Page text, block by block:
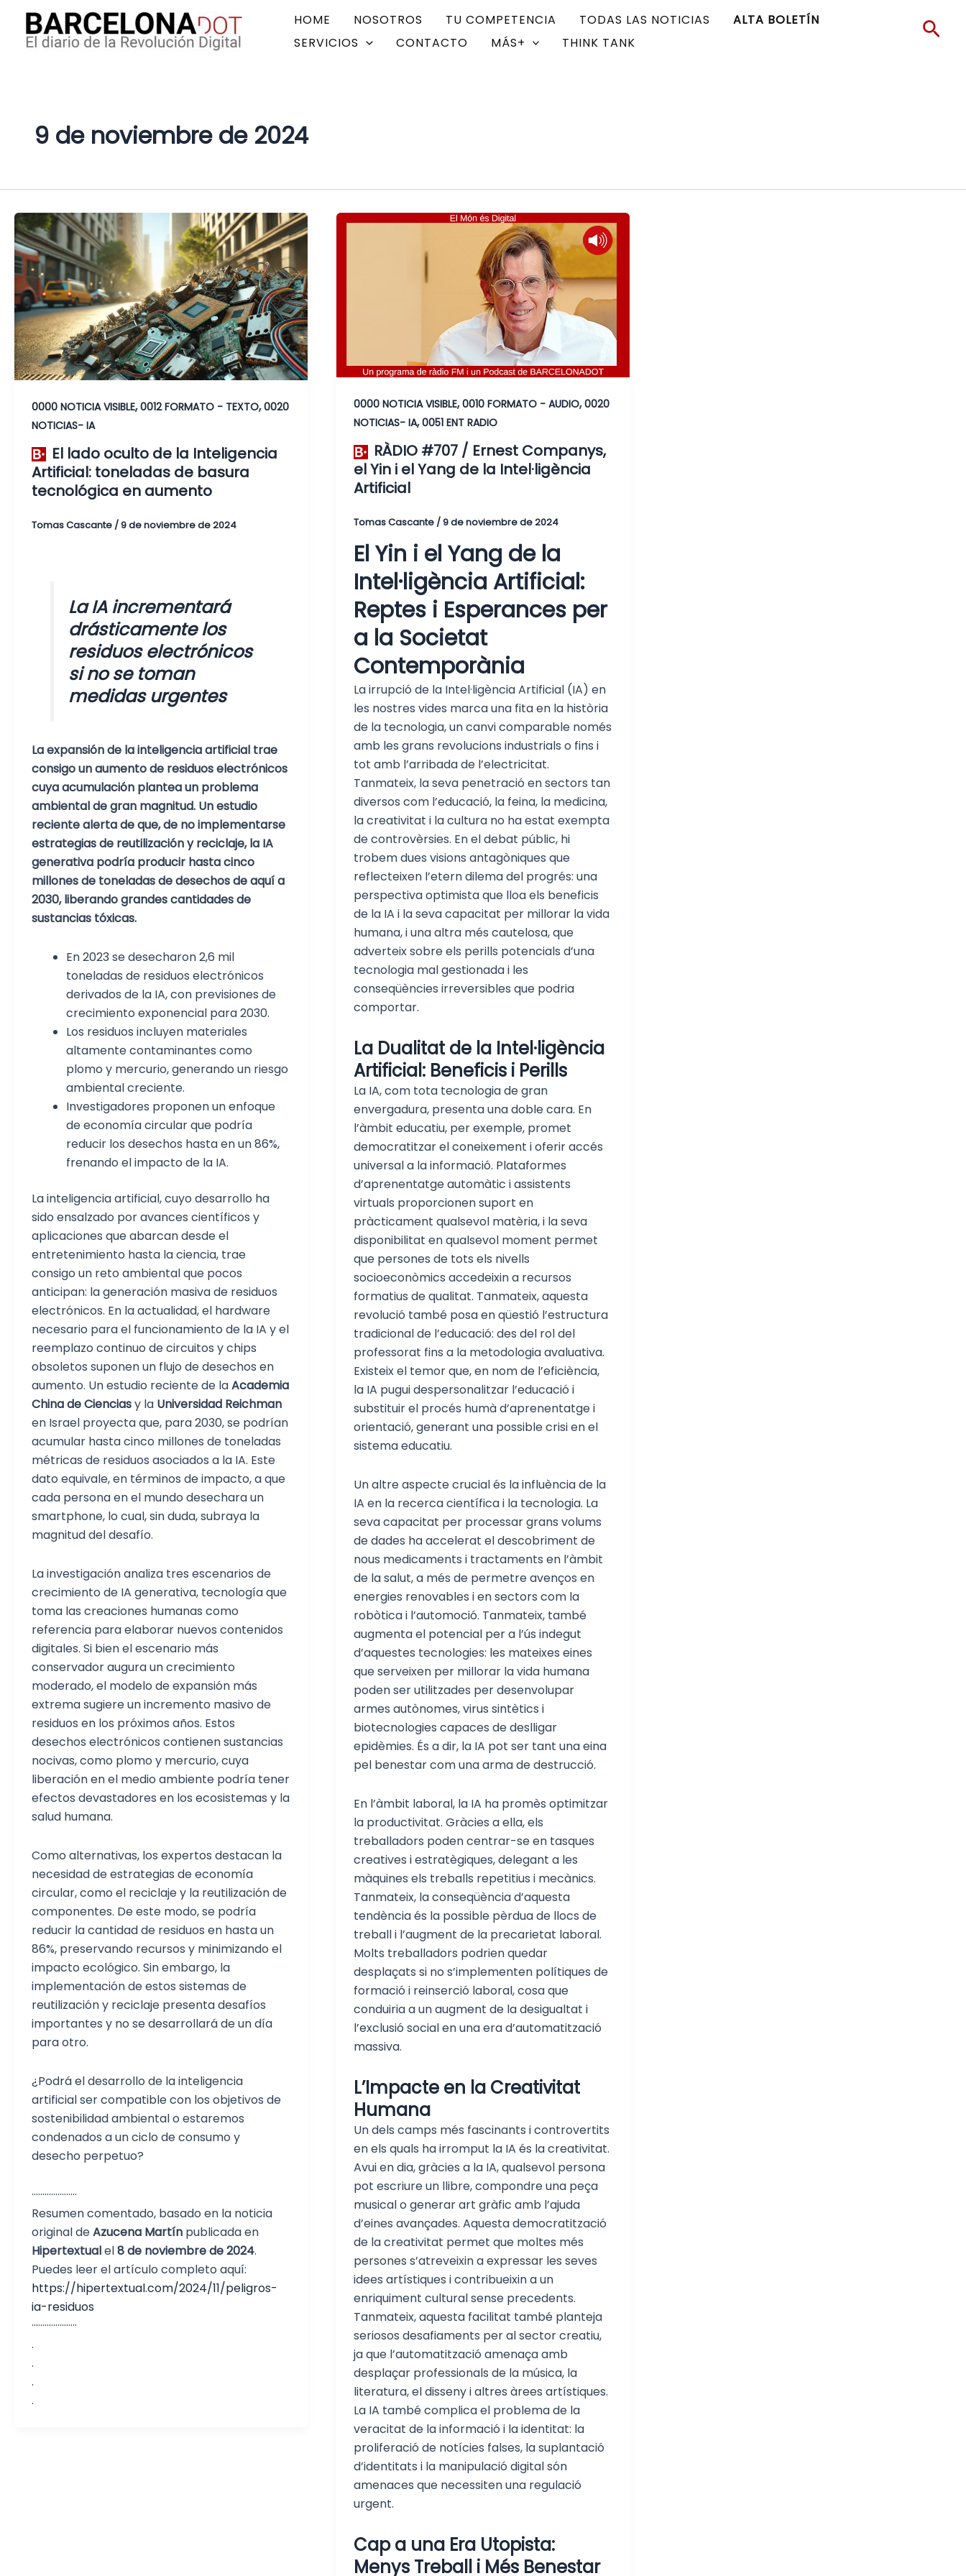
contenido
HOME NOSOTROS TU COMPETENCIA TODAS LAS NOTICIAS
ALTA BOLETÍN
SERVICIOS
CONTACTO MÁS+ THINK TANK
9 de noviembre de 2024
0000 NOTICIA VISIBLE,0012 FORMATO - TEXTO,0020
NOTICIAS- IA
El lado oculto de la Inteligencia
Artificial: toneladas de basura
tecnológica en aumento
Tomas Cascante /9 de noviembre de 2024
La IA incrementará
drásticamente los
residuos electrónicos
si no se toman
medidas urgentes
La expansión de la inteligencia artificial trae
consigo un aumento de residuos electrónicos
cuya acumulación plantea un problema
ambiental de gran magnitud. Un estudio
reciente alerta de que, de no implementarse
estrategias de reutilización y reciclaje, la IA
generativa podría producir hasta cinco
millones de toneladas de desechos de aquí a
2030, liberando grandes cantidades de
sustancias tóxicas.
En 2023 se desecharon 2,6 mil
toneladas de residuos electrónicos
derivados de la IA, con previsiones de
crecimiento exponencial para 2030.
Los residuos incluyen materiales
altamente contaminantes como
plomo y mercurio, generando un riesgo
ambiental creciente.
Investigadores proponen un enfoque
de economía circular que podría
reducir los desechos hasta en un 86%,
frenando el impacto de la IA.
La inteligencia artificial, cuyo desarrollo ha
sido ensalzado por avances científicos y
aplicaciones que abarcan desde el
entretenimiento hasta la ciencia, trae
consigo un reto ambiental que pocos
anticipan: la generación masiva de residuos
electrónicos. En la actualidad, el hardware
necesario para el funcionamiento de la IA y el
reemplazo continuo de circuitos y chips
obsoletos suponen un flujo de desechos en
aumento. Un estudio reciente de laAcademia
China de Cienciasy la Universidad Reichman
en Israel proyecta que, para 2030, se podrían
acumular hasta cinco millones de toneladas
métricas de residuos asociados a la IA. Este
dato equivale, en términos de impacto, a que
cada persona en el mundo desechara un
smartphone, lo cual, sin duda, subraya la
magnitud del desafío.
La investigación analiza tres escenarios de
crecimiento de IA generativa, tecnología que
toma las creaciones humanas como
referencia para elaborar nuevos contenidos
digitales. Si bien el escenario más
conservador augura un crecimiento
moderado, el modelo de expansión más
extrema sugiere un incremento masivo de
residuos en los próximos años. Estos
desechos electrónicos contienen sustancias
nocivas, como plomo y mercurio, cuya
liberación en el medio ambiente podría tener
efectos devastadores en los ecosistemas y la
salud humana.
Como alternativas, los expertos destacan la
necesidad de estrategias de economía
circular, como el reciclaje y la reutilización de
componentes. De este modo, se podría
reducir la cantidad de residuos en hasta un
86%, preservando recursos y minimizando el
impacto ecológico. Sin embargo, la
implementación de estos sistemas de
reutilización y reciclaje presenta desafíos
importantes y no se desarrollará de un día
para otro.
¿Podrá el desarrollo de la inteligencia
artificial ser compatible con los objetivos de
sostenibilidad ambiental o estaremos
condenados a un ciclo de consumo y
desecho perpetuo?
·····················
Resumen comentado, basado en la noticia
original deAzucena Martín publicada en
Hipertextualel8 de noviembre de 2024.
Puedes leer el artículo completo aquí:
https://hipertextual.com/2024/11/peligros-
ia-residuos
·····················
.
.
.
.
0000 NOTICIA VISIBLE,0010 FORMATO - AUDIO,0020
NOTICIAS- IA,0051 ENT RADIO
RÀDIO #707 / Ernest Companys,
el Yin i el Yang de la Intel·ligència
Artificial
Tomas Cascante /9 de noviembre de 2024
El Yin i el Yang de la
Intel·ligència Artificial:
Reptes i Esperances per
a la Societat
Contemporània
La irrupció de la Intel·ligència Artificial (IA) en
les nostres vides marca una fita en la història
de la tecnologia, un canvi comparable només
amb les grans revolucions industrials o fins i
tot amb l’arribada de l’electricitat.
Tanmateix, la seva penetració en sectors tan
diversos com l’educació, la feina, la medicina,
la creativitat i la cultura no ha estat exempta
de controvèrsies. En el debat públic, hi
trobem dues visions antagòniques que
reflecteixen l’etern dilema del progrés: una
perspectiva optimista que lloa els beneficis
de la IA i la seva capacitat per millorar la vida
humana, i una altra més cautelosa, que
adverteix sobre els perills potencials d’una
tecnologia mal gestionada i les
conseqüències irreversibles que podria
comportar.
La Dualitat de la Intel·ligència
Artificial: Beneficis i Perills
La IA, com tota tecnologia de gran
envergadura, presenta una doble cara. En
l’àmbit educatiu, per exemple, promet
democratitzar el coneixement i oferir accés
universal a la informació. Plataformes
d’aprenentatge automàtic i assistents
virtuals proporcionen suport en
pràcticament qualsevol matèria, i la seva
disponibilitat en qualsevol moment permet
que persones de tots els nivells
socioeconòmics accedeixin a recursos
formatius de qualitat. Tanmateix, aquesta
revolució també posa en qüestió l’estructura
tradicional de l’educació: des del rol del
professorat fins a la metodologia avaluativa.
Existeix el temor que, en nom de l’eficiència,
la IA pugui despersonalitzar l’educació i
substituir el procés humà d’aprenentatge i
orientació, generant una possible crisi en el
sistema educatiu.
Un altre aspecte crucial és la influència de la
IA en la recerca científica i la tecnologia. La
seva capacitat per processar grans volums
de dades ha accelerat el descobriment de
nous medicaments i tractaments en l’àmbit
de la salut, a més de permetre avenços en
energies renovables i en sectors com la
robòtica i l’automoció. Tanmateix, també
augmenta el potencial per a l’ús indegut
d’aquestes tecnologies: les mateixes eines
que serveixen per millorar la vida humana
poden ser utilitzades per desenvolupar
armes autònomes, virus sintètics i
biotecnologies capaces de deslligar
epidèmies. És a dir, la IA pot ser tant una eina
pel benestar com una arma de destrucció.
En l’àmbit laboral, la IA ha promès optimitzar
la productivitat. Gràcies a ella, els
treballadors poden centrar-se en tasques
creatives i estratègiques, delegant a les
màquines els treballs repetitius i mecànics.
Tanmateix, la conseqüència d’aquesta
tendència és la possible pèrdua de llocs de
treball i l’augment de la precarietat laboral.
Molts treballadors podrien quedar
desplaçats si no s’implementen polítiques de
formació i reinserció laboral, cosa que
conduiria a un augment de la desigualtat i
l’exclusió social en una era d’automatització
massiva.
L’Impacte en la Creativitat
Humana
Un dels camps més fascinants i controvertits
en els quals ha irromput la IA és la creativitat.
Avui en dia, gràcies a la IA, qualsevol persona
pot escriure un llibre, compondre una peça
musical o generar art gràfic amb l’ajuda
d’eines avançades. Aquesta democratització
de la creativitat permet que moltes més
persones s’atreveixin a expressar les seves
idees artístiques i contribueixin a un
enriquiment cultural sense precedents.
Tanmateix, aquesta facilitat també planteja
seriosos desafiaments per al sector creatiu,
ja que l’automatització amenaça amb
desplaçar professionals de la música, la
literatura, el disseny i altres àrees artístiques.
La IA també complica el problema de la
veracitat de la informació i la identitat: la
proliferació de notícies falses, la suplantació
d’identitats i la manipulació digital són
amenaces que necessiten una regulació
urgent.
Cap a una Era Utopista:
Menys Treball i Més Benestar